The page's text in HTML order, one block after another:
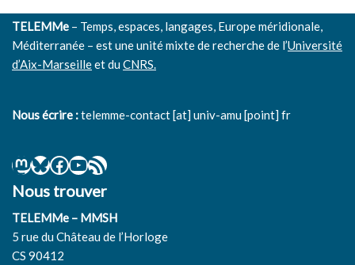
TELEMMe – Temps, espaces, langages, Europe méridionale,
Méditerranée – est une unité mixte de recherche de l’Université
d’Aix-Marseilleet duCNRS.
Nous écrire :telemme-contact [at] univ-amu [point] fr
Nous trouver
TELEMMe – MMSH
5 rue du Château de l’Horloge
CS 90412